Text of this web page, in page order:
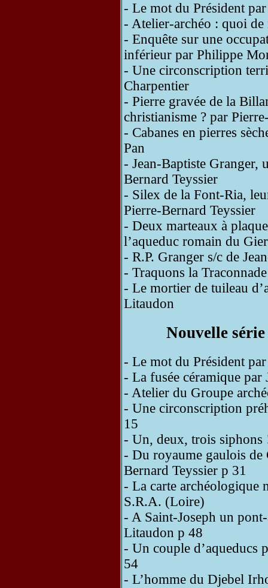
- Le mot du Président
- Atelier-archéo : quoi
- Enquête sur une
inférieur par Philippe
- Une circonscription
Charpentier
- Pierre gravée de la
christianisme ? par
- Cabanes en pierres
Pan
- Jean-Baptiste Granger,
Bernard Teyssier
- Silex de la Font-Ria,
Pierre-Bernard Teyssier
- Deux marteaux à
l’aqueduc romain du Gier
- R.P. Granger s/c de
- Traquons la
- Le mortier de tuileau
Litaudon
Nouvelle
- Le mot du Président
- La fusée céramique
- Atelier du Groupe
- Une circonscription
15
- Un, deux, trois siphons
- Du royaume gaulois de
Bernard Teyssier p 31
- La carte archéologique
S.R.A. (Loire)
- A Saint-Joseph un
Litaudon p 48
- Un couple d’aqueducs
54
- L’homme du Djebel